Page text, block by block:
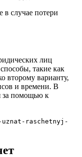
перед иной
в случае
задолженности.
договорах.
в случае потери
лиц
такие как
второму варианту,
помощью к